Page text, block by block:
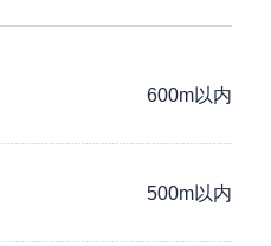
600m以内
500m以内